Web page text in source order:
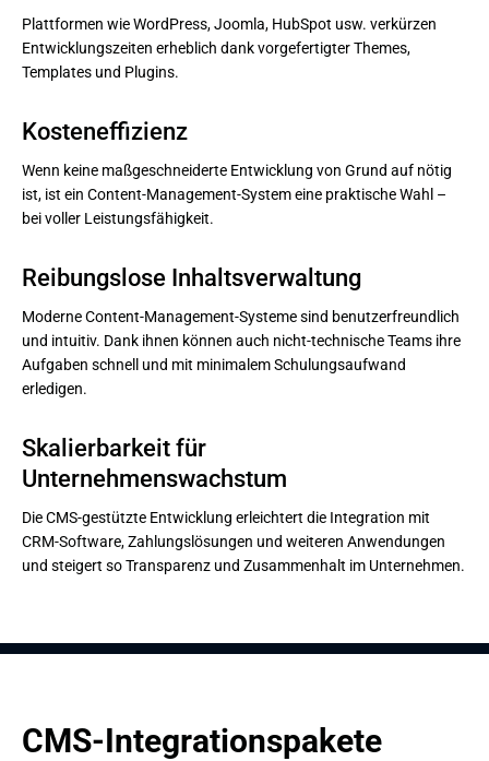
Plattformen wie WordPress, Joomla, HubSpot usw. verkürzen
Entwicklungszeiten erheblich dank vorgefertigter Themes,
Templates und Plugins.
Kosteneffizienz
Wenn keine maßgeschneiderte Entwicklung von Grund auf nötig
ist, ist ein Content-Management-System eine praktische Wahl –
bei voller Leistungsfähigkeit.
Reibungslose Inhaltsverwaltung
Moderne Content-Management-Systeme sind benutzerfreundlich
und intuitiv. Dank ihnen können auch nicht-technische Teams ihre
Aufgaben schnell und mit minimalem Schulungsaufwand
erledigen.
Skalierbarkeit für
Unternehmenswachstum
Die CMS-gestützte Entwicklung erleichtert die Integration mit
CRM-Software, Zahlungslösungen und weiteren Anwendungen
und steigert so Transparenz und Zusammenhalt im Unternehmen.
CMS-Integrationspakete